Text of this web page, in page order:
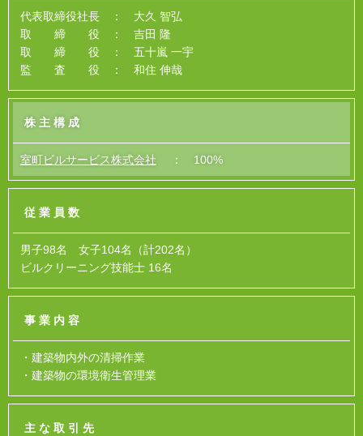
代表取締役社長 ： 大久 智弘
取 締 役 ： 吉田 隆
取 締 役 ： 五十嵐 一宇
監 査 役 ： 和住 伸哉
株主構成
室町ビルサービス株式会社 ： 100%
従業員数
男子98名 女子104名（計202名）
ビルクリーニング技能士 16名
事業内容
・建築物内外の清掃作業
・建築物の環境衛生管理業
主な取引先